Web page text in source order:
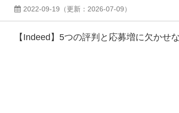
2022-09-19 （更新： 2026-07-09）
【Indeed】5つの評判と応募増に欠かせ